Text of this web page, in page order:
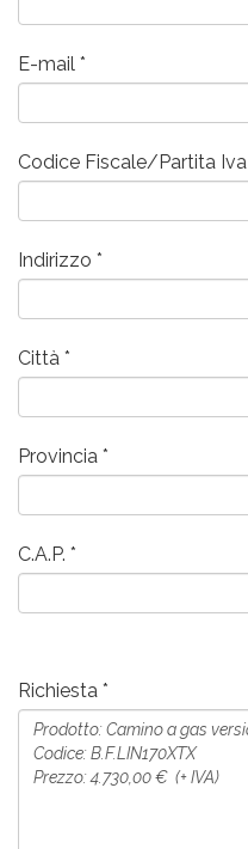
E-mail
Codice Fiscale/Partita Iva
Indirizzo
Città
Provincia
C.A.P.
Richiesta